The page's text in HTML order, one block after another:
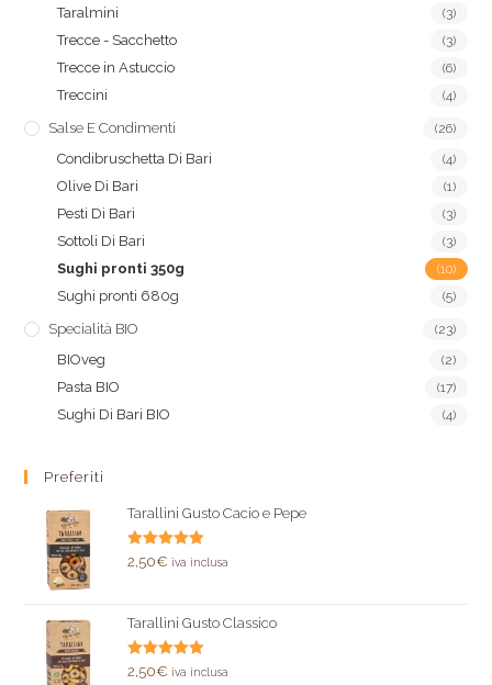
Taralmini (3)
Trecce - Sacchetto (3)
Trecce in Astuccio (6)
Treccini (4)
Salse E Condimenti (26)
Condibruschetta Di Bari (4)
Olive Di Bari (1)
Pesti Di Bari (3)
Sottoli Di Bari (3)
Sughi pronti 350g (10)
Sughi pronti 680g (5)
Specialità BIO (23)
BIOveg (2)
Pasta BIO (17)
Sughi Di Bari BIO (4)
Preferiti
Tarallini Gusto Cacio e Pepe
Valutato
2,50€ iva inclusa
Tarallini Gusto Classico
Valutato
2,50€ iva inclusa